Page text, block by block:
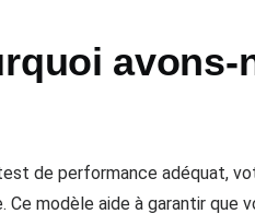
avons-
de performance adéquat,
Ce modèle aide à garantir